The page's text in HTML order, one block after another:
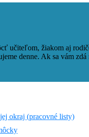
učiteľom, žiakom aj
denne. Ak sa vám
okraj (pracovné listy)